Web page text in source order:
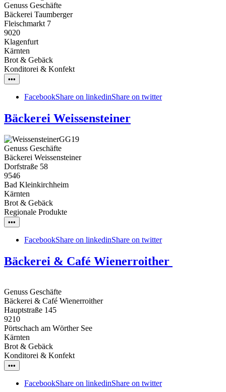
Genuss Geschäfte
Bäckerei Taumberger
Fleischmarkt 7
9020
Klagenfurt
Kärnten
Brot & Gebäck
Konditorei & Konfekt
•••
FacebookShare on linkedinShare on twitter
Bäckerei Weissensteiner
Genuss Geschäfte
Bäckerei Weissensteiner
Dorfstraße 58
9546
Bad Kleinkirchheim
Kärnten
Brot & Gebäck
Regionale Produkte
•••
FacebookShare on linkedinShare on twitter
Bäckerei & Café Wienerroither
Genuss Geschäfte
Bäckerei & Café Wienerroither
Hauptstraße 145
9210
Pörtschach am Wörther See
Kärnten
Brot & Gebäck
Konditorei & Konfekt
•••
FacebookShare on linkedinShare on twitter